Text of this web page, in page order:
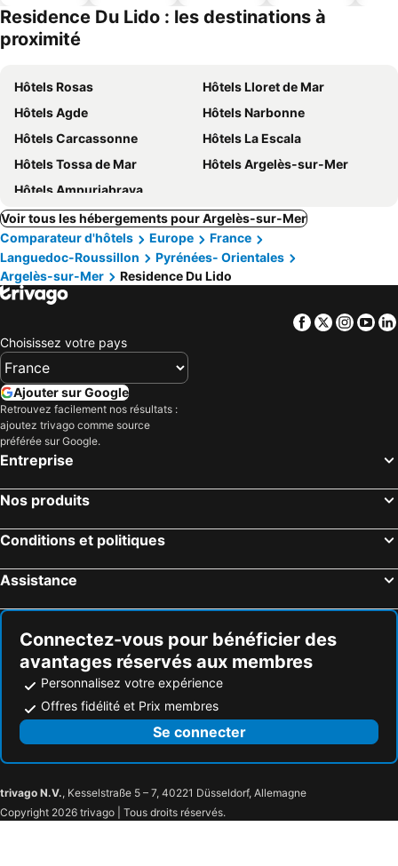
Residence Du Lido : les destinations à
proximité
Hôtels Rosas
Hôtels Lloret de Mar
Hôtels Agde
Hôtels Narbonne
Hôtels Carcassonne
Hôtels La Escala
Hôtels Tossa de Mar
Hôtels Argelès-sur-Mer
Hôtels Ampuriabrava
Voir tous les hébergements pour Argelès-sur-Mer
Comparateur d'hôtels
Europe
France
Languedoc-Roussillon
Pyrénées- Orientales
Argelès-sur-Mer
Residence Du Lido
Facebook
Twitter
Choisissez votre pays
Ajouter sur Google
Retrouvez facilement nos résultats :
ajoutez trivago comme source
préférée sur Google.
Entreprise
Nos produits
Conditions et politiques
Assistance
Connectez-vous pour bénéficier des
avantages réservés aux membres
Personnalisez votre expérience
Offres fidélité et Prix membres
Se connecter
trivago N.V., Kesselstraße 5 – 7, 40221 Düsseldorf, Allemagne
Copyright 2026 trivago | Tous droits réservés.